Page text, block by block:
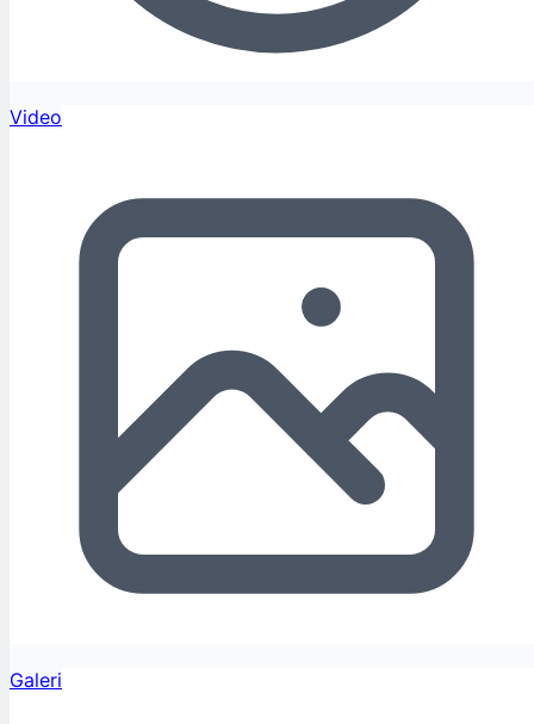
Video
Galeri